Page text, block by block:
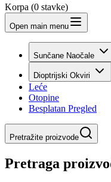
Korpa (0 stavke)
Open main menu
Sunčane Naočale
Dioptrijski Okviri
Leće
Otopine
Besplatan Pregled
Pretražite proizvode
Pretraga